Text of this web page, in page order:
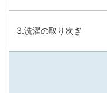
3.洗濯の取り次ぎ